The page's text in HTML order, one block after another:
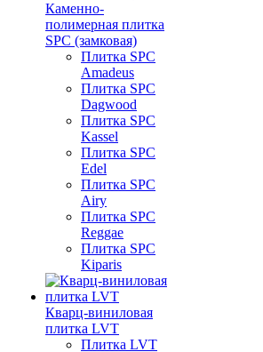
Каменно-
полимерная плитка
SPC (замковая)
Плитка SPC
Amadeus
Плитка SPC
Dagwood
Плитка SPC
Kassel
Плитка SPC
Edel
Плитка SPC
Airy
Плитка SPC
Reggae
Плитка SPC
Kiparis
Кварц-виниловая
плитка LVT
Плитка LVT